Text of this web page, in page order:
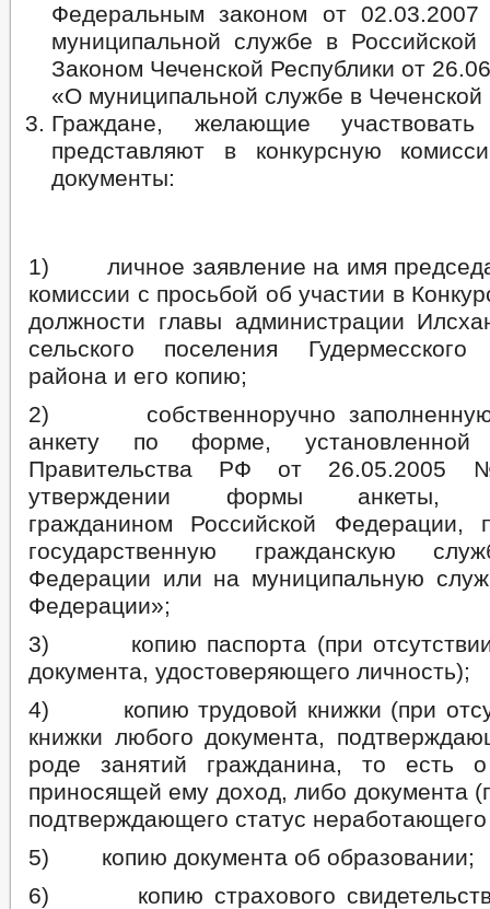
Федеральным законом от
муниципальной службе в
Законом Чеченской Республики от
«О муниципальной службе в Чеченской
Граждане, желающие
представляют в конкурсную
документы:
1) личное заявление на имя
комиссии с просьбой об участии в
должности главы администрации
сельского поселения Гудермесского
района и его копию;
2) собственноручно заполненную
анкету по форме, установленной
Правительства РФ от
утверждении формы анкеты,
гражданином Российской Федерации,
государственную гражданскую
Федерации или на муниципальную
Федерации»;
3) копию паспорта (при отсутствии
документа, удостоверяющего личность);
4) копию трудовой книжки (при
книжки любого документа,
роде занятий гражданина, то есть о
приносящей ему доход, либо документа
подтверждающего статус
5) копию документа об образовании;
6) копию страхового свидетельства